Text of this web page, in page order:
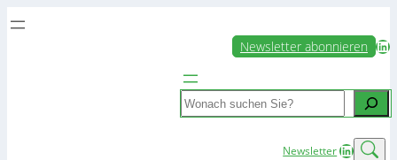
Newsletter abonnieren LinkedIn
Search
NewsletterLinkedIn